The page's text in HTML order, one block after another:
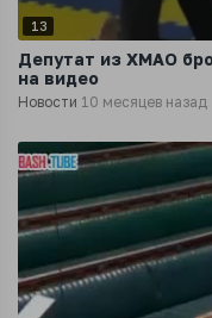
13
Депутат из ХМАО
на видео
Новости 10 месяцев назад